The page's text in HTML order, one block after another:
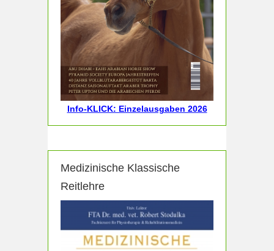
Info-KLICK: Einzelausgaben 2026
Medizinische Klassische
Reitlehre